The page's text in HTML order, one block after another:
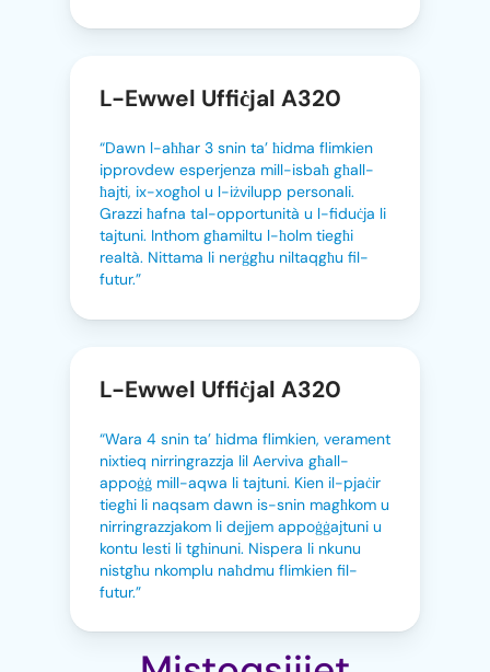
L-Ewwel Uffiċjal A320
“Dawn l-aħħar 3 snin ta’ ħidma flimkien
ipprovdew esperjenza mill-isbaħ għall-
ħajti, ix-xogħol u l-iżvilupp personali.
Grazzi ħafna tal-opportunità u l-fiduċja li
tajtuni. Inthom għamiltu l-ħolm tiegħi
realtà. Nittama li nerġgħu niltaqgħu fil-
futur.”
L-Ewwel Uffiċjal A320
“Wara 4 snin ta’ ħidma flimkien, verament
nixtieq nirringrazzja lil Aerviva għall-
appoġġ mill-aqwa li tajtuni. Kien il-pjaċir
tiegħi li naqsam dawn is-snin magħkom u
nirringrazzjakom li dejjem appoġġajtuni u
kontu lesti li tgħinuni. Nispera li nkunu
nistgħu nkomplu naħdmu flimkien fil-
futur.”